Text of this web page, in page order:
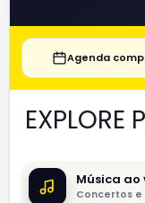
Agenda
EXPLORE
Música ao
Concertos